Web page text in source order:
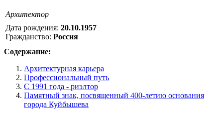
Архитектор
Дата рождения: 20.10.1957
Гражданство: Россия
Содержание:
Архитектурная карьера
Профессиональный путь
С 1991 года - риэлтор
Памятный знак, посвященный 400-летию основания
города Куйбышева